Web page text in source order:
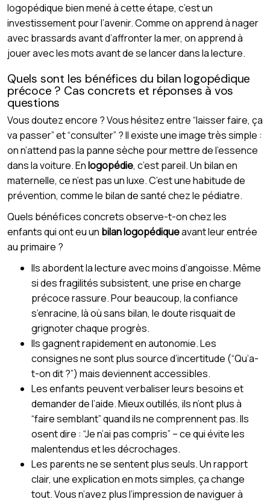
logopédique bien mené à cette étape, c’est un
investissement pour l’avenir. Comme on apprend à nager
avec brassards avant d’affronter la mer, on apprend à
jouer avec les mots avant de se lancer dans la lecture.
Quels sont les bénéfices du bilan logopédique
précoce ? Cas concrets et réponses à vos
questions
Vous doutez encore ? Vous hésitez entre “laisser faire, ça
va passer” et “consulter” ? Il existe une image très simple :
on n’attend pas la panne sèche pour mettre de l’essence
dans la voiture. Enlogopédie, c’est pareil. Un bilan en
maternelle, ce n’est pas un luxe. C’est une habitude de
prévention, comme le bilan de santé chez le pédiatre.
Quels bénéfices concrets observe-t-on chez les
enfants qui ont eu un bilan logopédiqueavant leur entrée
au primaire ?
Ils abordent la lecture avec moins d’angoisse. Même
si des fragilités subsistent, une prise en charge
précoce rassure. Pour beaucoup, la confiance
s’enracine, là où sans bilan, le doute risquait de
grignoter chaque progrès.
Ils gagnent rapidement en autonomie. Les
consignes ne sont plus source d’incertitude (“Qu’a-
t-on dit ?”) mais deviennent accessibles.
Les enfants peuvent verbaliser leurs besoins et
demander de l’aide. Mieux outillés, ils n’ont plus à
“faire semblant” quand ils ne comprennent pas. Ils
osent dire : “Je n’ai pas compris” – ce qui évite les
malentendus et les décrochages.
Les parents ne se sentent plus seuls. Un rapport
clair, une explication en mots simples, ça change
tout. Vous n’avez plus l’impression de naviguer à